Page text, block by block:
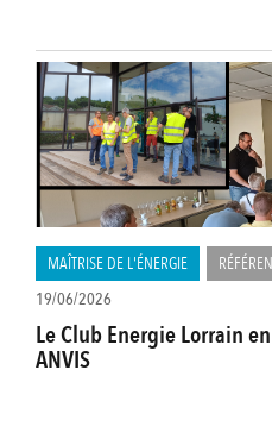
MAÎTRISE DE L'ÉNERGIE
19/06/2026
Le Club Energie Lorrain
ANVIS